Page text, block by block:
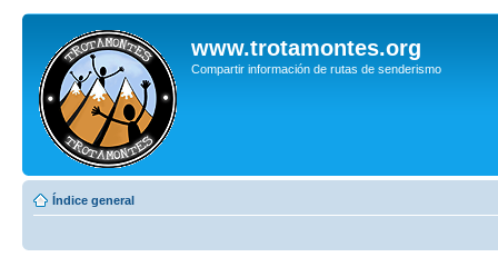
www.trotamontes.org
Compartir información de rutas de senderismo
Índice general